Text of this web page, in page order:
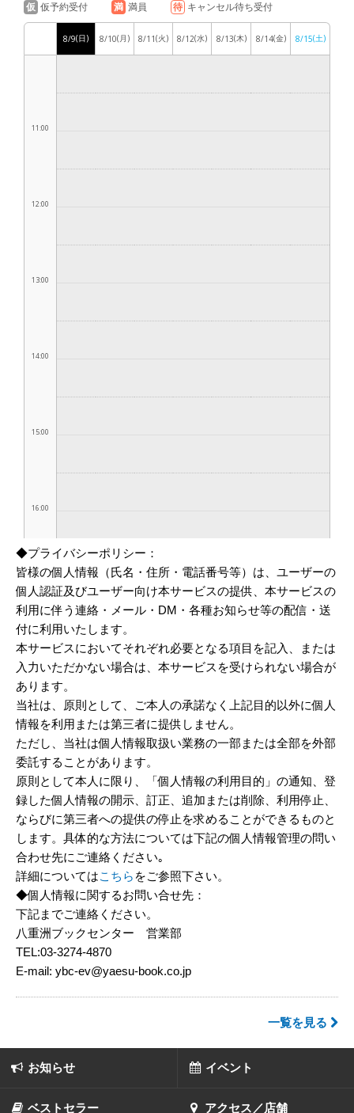
◆プライバシーポリシー：
皆様の個人情報（氏名・住所・電話番号等）は、ユーザーの
個人認証及びユーザー向け本サービスの提供、本サービスの
利用に伴う連絡・メール・DM・各種お知らせ等の配信・送
付に利用いたします。
本サービスにおいてそれぞれ必要となる項目を記入、または
入力いただかない場合は、本サービスを受けられない場合が
あります。
当社は、原則として、ご本人の承諾なく上記目的以外に個人
情報を利用または第三者に提供しません。
ただし、当社は個人情報取扱い業務の一部または全部を外部
委託することがあります。
原則として本人に限り、「個人情報の利用目的」の通知、登
録した個人情報の開示、訂正、追加または削除、利用停止、
ならびに第三者への提供の停止を求めることができるものと
します。具体的な方法については下記の個人情報管理の問い
合わせ先にご連絡ください｡
詳細についてはこちら をご参照下さい。
◆個人情報に関するお問い合せ先：
下記までご連絡ください。
八重洲ブックセンター 営業部
TEL:03-3274-4870
E-mail: ybc-ev@yaesu-book.co.jp
一覧を見る
お知らせ イベント
ベストセラー アクセス／店舗